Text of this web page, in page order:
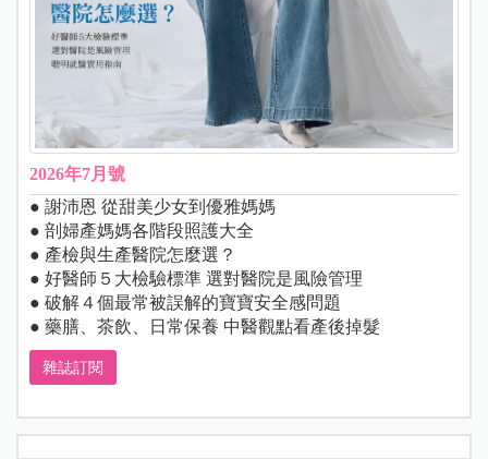
2026年7月號
● 謝沛恩 從甜美少女到優雅媽媽
● 剖婦產媽媽各階段照護大全
● 產檢與生產醫院怎麼選？
● 好醫師５大檢驗標準 選對醫院是風險管理
● 破解４個最常被誤解的寶寶安全感問題
● 藥膳、茶飲、日常保養 中醫觀點看產後掉髮
雜誌訂閱